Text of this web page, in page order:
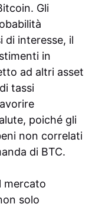
Gli
di interesse, il
in
ad altri asset
tassi
poiché gli
non correlati
di BTC.
mercato
solo